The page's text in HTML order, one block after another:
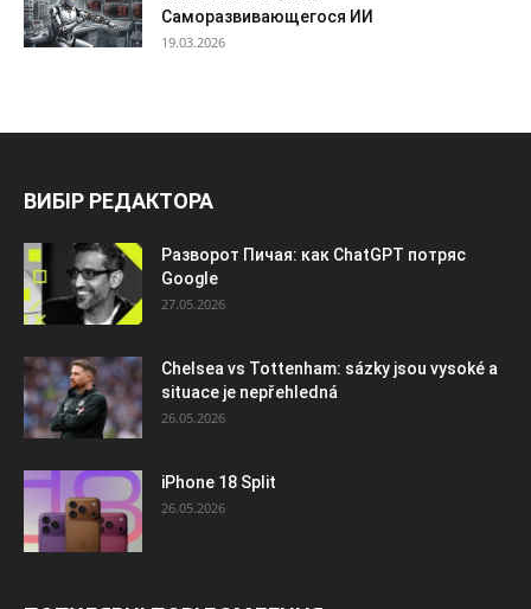
Саморазвивающегося ИИ
19.03.2026
ВИБІР РЕДАКТОРА
Разворот Пичая: как ChatGPT потряс
Google
27.05.2026
Chelsea vs Tottenham: sázky jsou vysoké a
situace je nepřehledná
26.05.2026
iPhone 18 Split
26.05.2026